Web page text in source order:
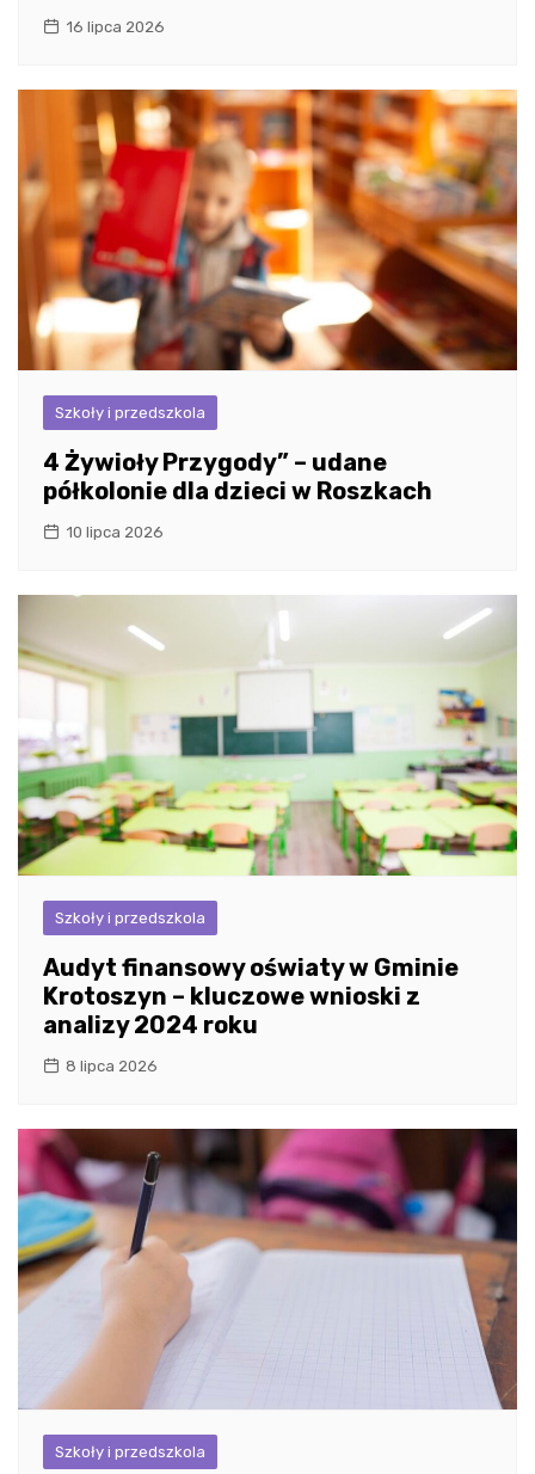
16 lipca 2026
Szkoły i przedszkola
4 Żywioły Przygody” – udane
półkolonie dla dzieci w Roszkach
10 lipca 2026
Szkoły i przedszkola
Audyt finansowy oświaty w Gminie
Krotoszyn – kluczowe wnioski z
analizy 2024 roku
8 lipca 2026
Szkoły i przedszkola